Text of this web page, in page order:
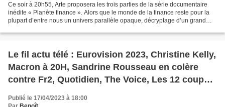
Ce soir à 20h55, Arte proposera les trois parties de la série documentaire
inédite « Planète finance ». Alors que le monde de la finance reste pour la
plupart d’entre nous un univers parallèle opaque, décryptage d’un grand
Le fil actu télé : Eurovision 2023, Christine Kelly,
Macron à 20H, Sandrine Rousseau en colère
contre Fr2, Quotidien, The Voice, Les 12 coups
Hugo Clément, Zap, Séries, Radios
Publié le 17/04/2023 à 18:00